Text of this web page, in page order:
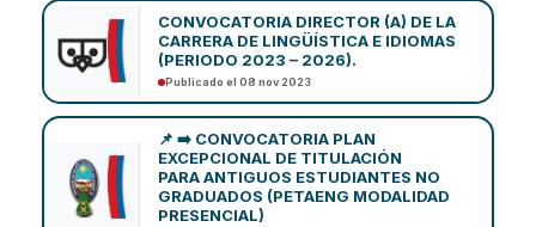
CONVOCATORIA DIRECTOR (A) DE LA
CARRERA DE LINGÜÍSTICA E IDIOMAS
(PERIODO 2023 – 2026).
Publicado el 08 nov 2023
📌 ➡️ CONVOCATORIA PLAN
EXCEPCIONAL DE TITULACIÓN
PARA ANTIGUOS ESTUDIANTES NO
GRADUADOS (PETAENG MODALIDAD
PRESENCIAL)